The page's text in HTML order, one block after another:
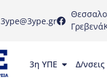
3ype@3ype.gr
Γρεβενά
3η ΥΠΕ Δ/